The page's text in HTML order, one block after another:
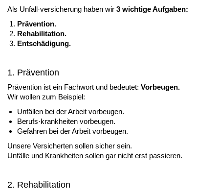
Als Unfall·versicherung haben wir 3 wichtige Aufgaben:
Prävention.
Rehabilitation.
Entschädigung.
1. Prävention
Prävention ist ein Fachwort und bedeutet: Vorbeugen.
Wir wollen zum Beispiel:
Unfällen bei der Arbeit vorbeugen.
Berufs·krankheiten vorbeugen.
Gefahren bei der Arbeit vorbeugen.
Unsere Versicherten sollen sicher sein.
Unfälle und Krankheiten sollen gar nicht erst passieren.
2. Rehabilitation